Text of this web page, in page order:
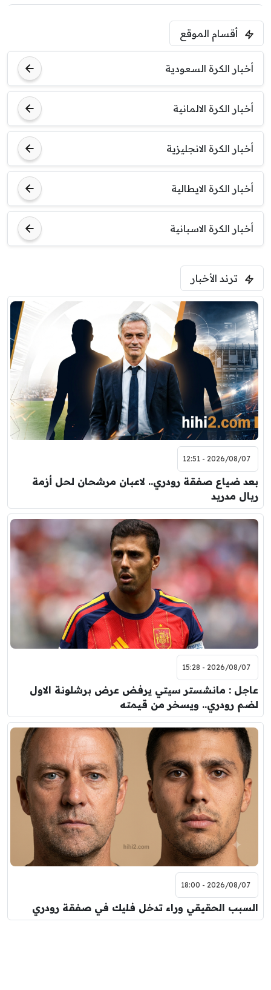
فرينتسفاروشي
ودية( ابو ظبي الرياضية -TV )
ريال مدريد
برشلونة
7:00 م
نوتنغهام فورست
مباراة ودية
برشلونة
أقسام الموقع
أخبار الكرة السعودية
أخبار الكرة الالمانية
أخبار الكرة الانجليزية
أخبار الكرة الايطالية
أخبار الكرة الاسبانية
ترند الأخبار
2026/08/07 - 12:51
بعد ضياع صفقة رودري.. لاعبان مرشحان لحل أزمة
ريال مدريد
2026/08/07 - 15:28
عاجل : مانشستر سيتي يرفض عرض برشلونة الاول
لضم رودري.. ويسخر من قيمته
2026/08/07 - 18:00
السبب الحقيقي وراء تدخل فليك في صفقة رودري